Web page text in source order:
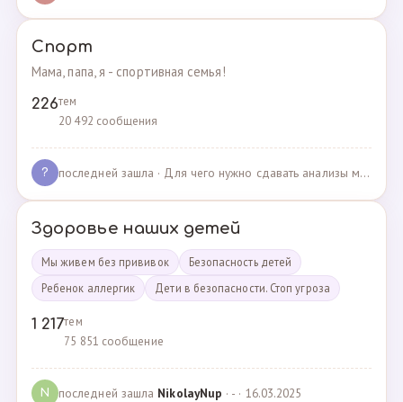
Спорт
Мама, папа, я - спортивная семья!
226тем
20 492 сообщения
? последней зашла · Для чего нужно сдавать анализы мочи спортсменам? · 03.05.2025
Здоровье наших детей
Мы живем без прививок
Безопасность детей
Ребенок аллергик
Дети в безопасности. Стоп угроза
1 217тем
75 851 сообщение
N последней зашла NikolayNup · - · 16.03.2025